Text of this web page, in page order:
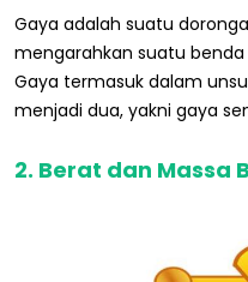
Gaya adalah suatu
mengarahkan suatu
Gaya termasuk dalam
menjadi dua, yakni gaya
2. Berat dan Massa